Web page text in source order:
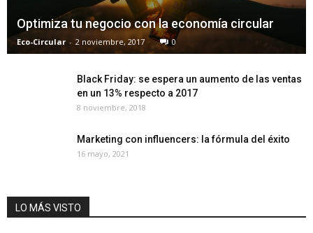
Optimiza tu negocio con la economía circular
Eco-Circular - 2 noviembre, 2017 0
Black Friday: se espera un aumento de las ventas
en un 13% respecto a 2017
8 noviembre, 2018
Marketing con influencers: la fórmula del éxito
16 mayo, 2021
LO MÁS VISTO